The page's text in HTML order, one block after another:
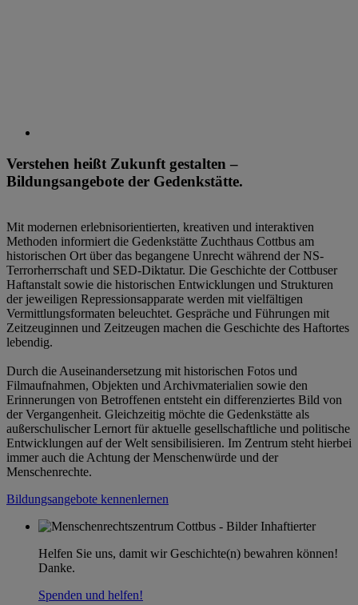
Verstehen heißt Zukunft gestalten –
Bildungsangebote der Gedenkstätte.
Mit modernen erlebnisorientierten, kreativen und interaktiven
Methoden informiert die Gedenkstätte Zuchthaus Cottbus am
historischen Ort über das begangene Unrecht während der NS-
Terrorherrschaft und SED-Diktatur. Die Geschichte der Cottbuser
Haftanstalt sowie die historischen Entwicklungen und Strukturen
der jeweiligen Repressionsapparate werden mit vielfältigen
Vermittlungsformaten beleuchtet. Gespräche und Führungen mit
Zeitzeuginnen und Zeitzeugen machen die Geschichte des Haftortes
lebendig.
Durch die Auseinandersetzung mit historischen Fotos und
Filmaufnahmen, Objekten und Archivmaterialien sowie den
Erinnerungen von Betroffenen entsteht ein differenziertes Bild von
der Vergangenheit. Gleichzeitig möchte die Gedenkstätte als
außerschulischer Lernort für aktuelle gesellschaftliche und politische
Entwicklungen auf der Welt sensibilisieren. Im Zentrum steht hierbei
immer auch die Achtung der Menschenwürde und der
Menschenrechte.
Bildungsangebote kennenlernen
Helfen Sie uns, damit wir Geschichte(n) bewahren können!
Danke.
Spenden und helfen!